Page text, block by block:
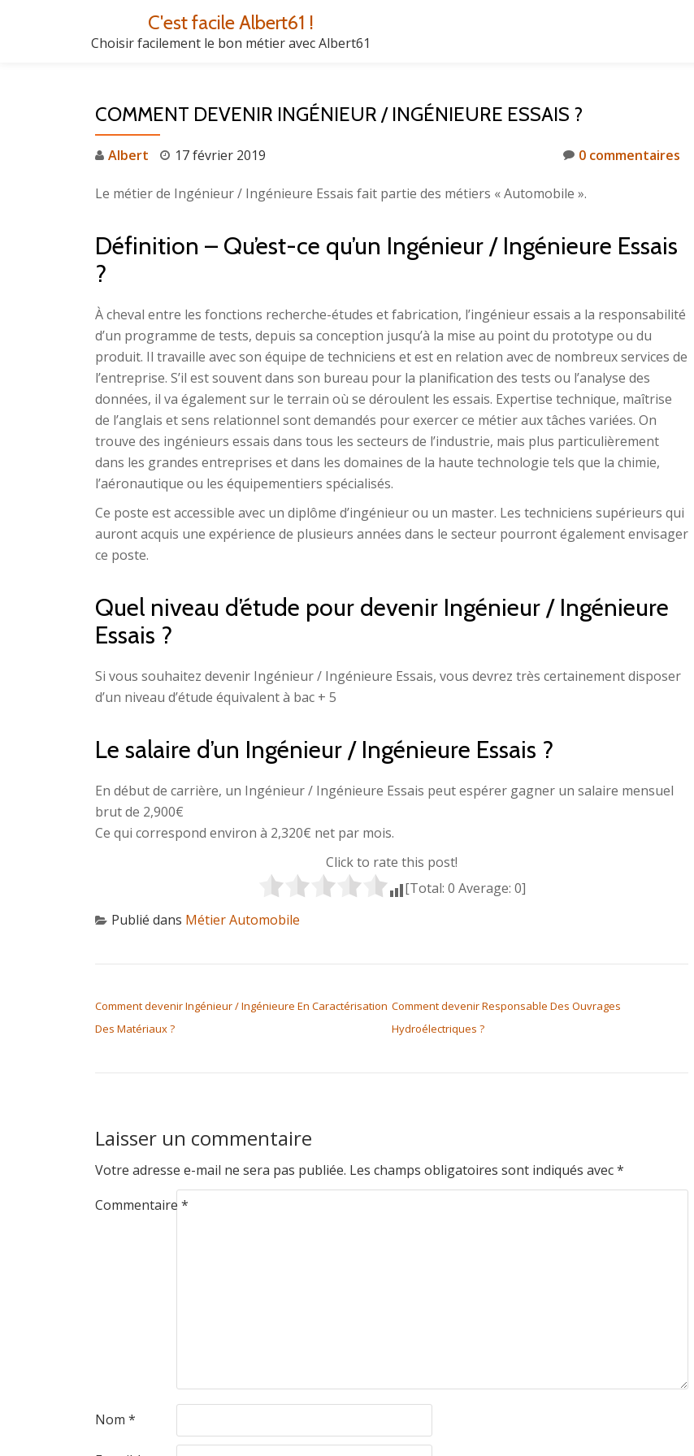
C'est facile Albert61 !
Choisir facilement le bon métier avec Albert61
COMMENT DEVENIR INGÉNIEUR / INGÉNIEURE ESSAIS ?
Albert 17 février 2019 0 commentaires
Le métier de Ingénieur / Ingénieure Essais fait partie des métiers « Automobile ».
Définition – Qu’est-ce qu’un Ingénieur / Ingénieure Essais
?
À cheval entre les fonctions recherche-études et fabrication, l’ingénieur essais a la responsabilité
d’un programme de tests, depuis sa conception jusqu’à la mise au point du prototype ou du
produit. Il travaille avec son équipe de techniciens et est en relation avec de nombreux services de
l’entreprise. S’il est souvent dans son bureau pour la planification des tests ou l’analyse des
données, il va également sur le terrain où se déroulent les essais. Expertise technique, maîtrise
de l’anglais et sens relationnel sont demandés pour exercer ce métier aux tâches variées. On
trouve des ingénieurs essais dans tous les secteurs de l’industrie, mais plus particulièrement
dans les grandes entreprises et dans les domaines de la haute technologie tels que la chimie,
l’aéronautique ou les équipementiers spécialisés.
Ce poste est accessible avec un diplôme d’ingénieur ou un master. Les techniciens supérieurs qui
auront acquis une expérience de plusieurs années dans le secteur pourront également envisager
ce poste.
Quel niveau d’étude pour devenir Ingénieur / Ingénieure
Essais ?
Si vous souhaitez devenir Ingénieur / Ingénieure Essais, vous devrez très certainement disposer
d’un niveau d’étude équivalent à bac + 5
Le salaire d’un Ingénieur / Ingénieure Essais ?
En début de carrière, un Ingénieur / Ingénieure Essais peut espérer gagner un salaire mensuel
brut de 2,900€
Ce qui correspond environ à 2,320€ net par mois.
Click to rate this post!
[Total: 0 Average: 0]
Publié dans Métier Automobile
Comment devenir Ingénieur / Ingénieure En Caractérisation
Des Matériaux ?
Comment devenir Responsable Des Ouvrages
Hydroélectriques ?
Laisser un commentaire
Votre adresse e-mail ne sera pas publiée. Les champs obligatoires sont indiqués avec*
Commentaire *
Nom *